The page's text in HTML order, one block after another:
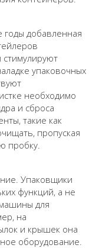
годы добавленная
упаковочных
необходимо
и сброса
такие как
пропуская
пробку.
Упаковщики
функций, а не
для
на
и крышек она
оборудование.